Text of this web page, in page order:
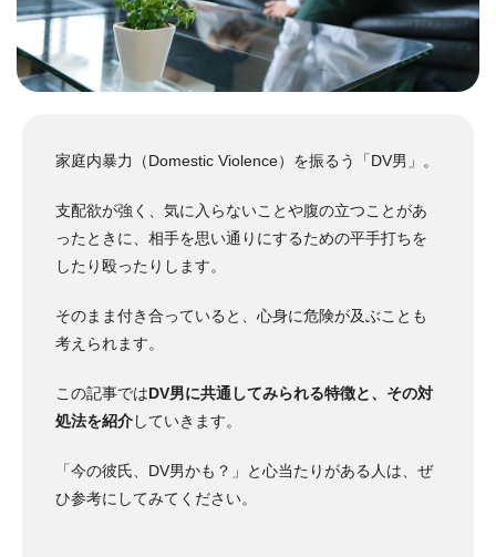
家庭内暴力（Domestic Violence）を振るう「DV男」。
支配欲が強く、気に入らないことや腹の立つことがあ
ったときに、相手を思い通りにするための平手打ちを
したり殴ったりします。
そのまま付き合っていると、心身に危険が及ぶことも
考えられます。
この記事ではDV男に共通してみられる特徴と、その対
処法を紹介していきます。
「今の彼氏、DV男かも？」と心当たりがある人は、ぜ
ひ参考にしてみてください。